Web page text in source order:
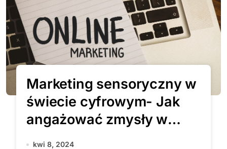
Marketing sensoryczny w
świecie cyfrowym- Jak
angażować zmysły w
wirtualnej
kwi 8, 2024